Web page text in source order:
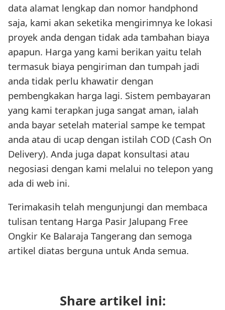
data alamat lengkap dan nomor handphond
saja, kami akan seketika mengirimnya ke lokasi
proyek anda dengan tidak ada tambahan biaya
apapun. Harga yang kami berikan yaitu telah
termasuk biaya pengiriman dan tumpah jadi
anda tidak perlu khawatir dengan
pembengkakan harga lagi. Sistem pembayaran
yang kami terapkan juga sangat aman, ialah
anda bayar setelah material sampe ke tempat
anda atau di ucap dengan istilah COD (Cash On
Delivery). Anda juga dapat konsultasi atau
negosiasi dengan kami melalui no telepon yang
ada di web ini.
Terimakasih telah mengunjungi dan membaca
tulisan tentang Harga Pasir Jalupang Free
Ongkir Ke Balaraja Tangerang dan semoga
artikel diatas berguna untuk Anda semua.
Share artikel ini: